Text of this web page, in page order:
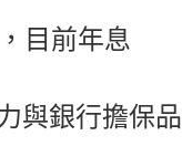
目前年息
與銀行擔保品